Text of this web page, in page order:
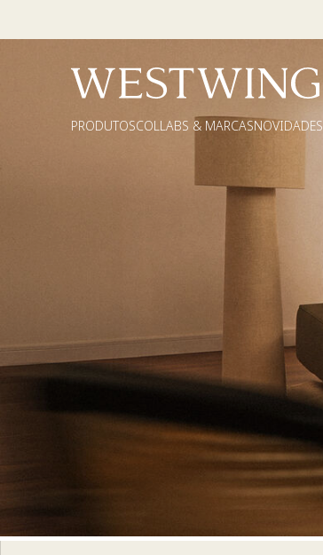
PRODUTOSCOLLABS & MARCASNOVIDADES